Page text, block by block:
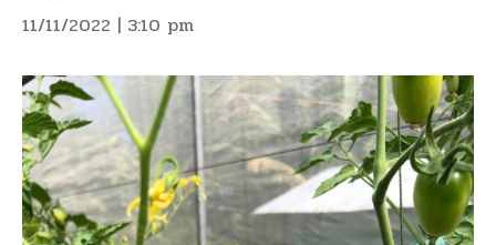
11/11/2022 | 3:10 pm